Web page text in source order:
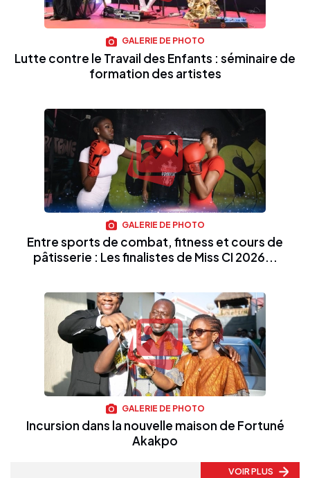
GALERIE DE PHOTO
Lutte contre le Travail des Enfants : séminaire de
formation des artistes
GALERIE DE PHOTO
Entre sports de combat, fitness et cours de
pâtisserie : Les finalistes de Miss CI 2026...
GALERIE DE PHOTO
Incursion dans la nouvelle maison de Fortuné
Akakpo
VOIR PLUS